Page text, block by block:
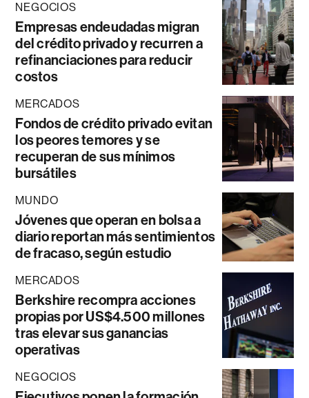
NEGOCIOS
Empresas endeudadas migran
del crédito privado y recurren a
refinanciaciones para reducir
costos
MERCADOS
Fondos de crédito privado evitan
los peores temores y se
recuperan de sus mínimos
bursátiles
MUNDO
Jóvenes que operan en bolsa a
diario reportan más sentimientos
de fracaso, según estudio
MERCADOS
Berkshire recompra acciones
propias por US$4.500 millones
tras elevar sus ganancias
operativas
NEGOCIOS